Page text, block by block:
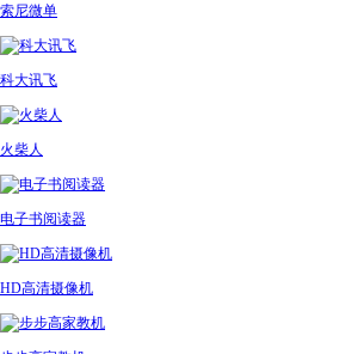
索尼微单
科大讯飞
火柴人
电子书阅读器
HD高清摄像机